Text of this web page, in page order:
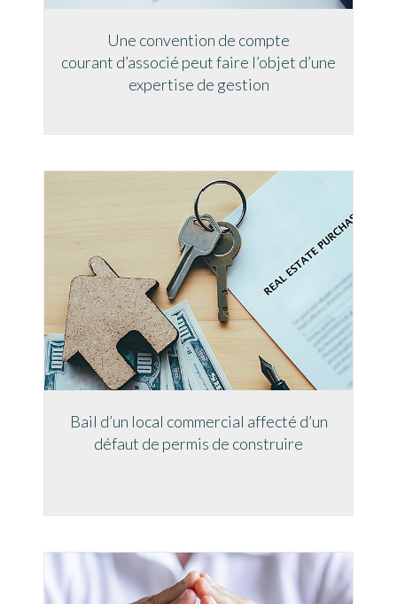
Une convention de compte
courant d’associé peut faire l’objet d’une
expertise de gestion
Bail d’un local commercial affecté d’un
défaut de permis de construire